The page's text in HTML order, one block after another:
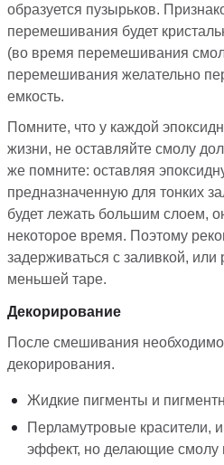
образуется пузырьков.
перемешивания будет
(во время перемешивания
перемешивания желательно
емкость.
Помните, что у каждой
жизни, не оставляйте смолу
же помните: оставляя
предназначенную для тонких
будет лежать большим слоем,
некоторое время. Поэтому
задерживаться с заливкой, или
меньшей таре.
Декорирование
После смешивания
декорирования.
Жидкие пигменты и
Перламутровые
эффект, но делающие смолу